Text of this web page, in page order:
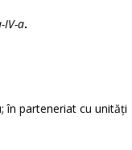
IV-a.
în parteneriat cu unități